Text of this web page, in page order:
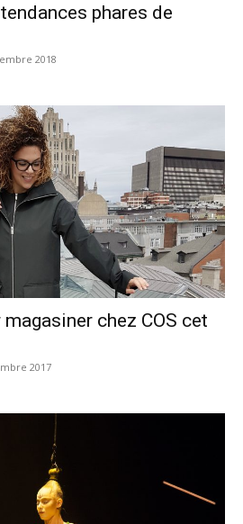
phares de
2018
chez COS cet
2017